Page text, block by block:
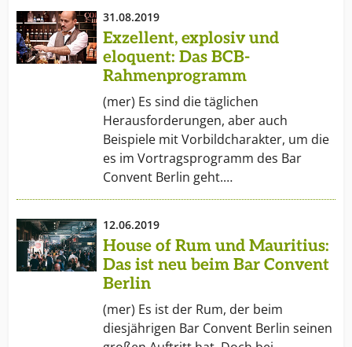
31.08.2019
Exzellent, explosiv und
eloquent: Das BCB-
Rahmenprogramm
(mer) Es sind die täglichen
Herausforderungen, aber auch
Beispiele mit Vorbildcharakter, um die
es im Vortragsprogramm des Bar
Convent Berlin geht.…
12.06.2019
House of Rum und Mauritius:
Das ist neu beim Bar Convent
Berlin
(mer) Es ist der Rum, der beim
diesjährigen Bar Convent Berlin seinen